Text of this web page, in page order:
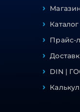
Каталог
Прайс-
DIN |